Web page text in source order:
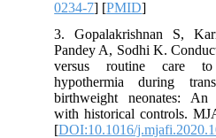
3.
with
[